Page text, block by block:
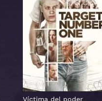
Víctima del poder
2020